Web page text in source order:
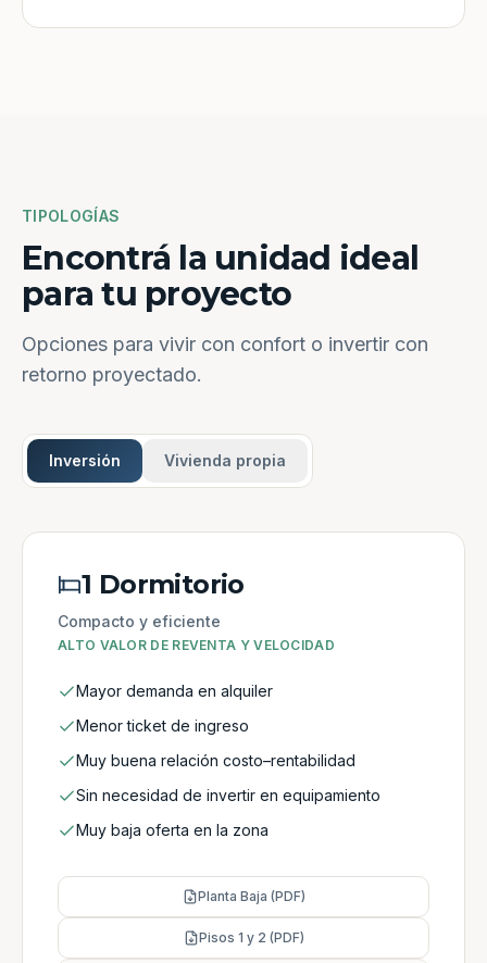
TIPOLOGÍAS
Encontrá la unidad ideal
para tu proyecto
Opciones para vivir con confort o invertir con
retorno proyectado.
Inversión Vivienda propia
1 Dormitorio
Compacto y eficiente
ALTO VALOR DE REVENTA Y VELOCIDAD
Mayor demanda en alquiler
Menor ticket de ingreso
Muy buena relación costo–rentabilidad
Sin necesidad de invertir en equipamiento
Muy baja oferta en la zona
Planta Baja (PDF)
Pisos 1 y 2 (PDF)